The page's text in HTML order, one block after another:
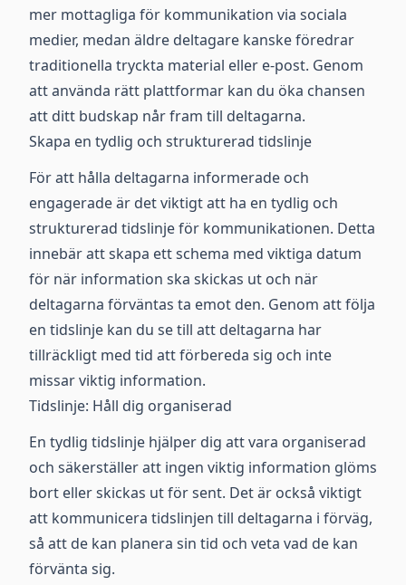
mer mottagliga för kommunikation via sociala
medier, medan äldre deltagare kanske föredrar
traditionella tryckta material eller e-post. Genom
att använda rätt plattformar kan du öka chansen
att ditt budskap når fram till deltagarna.
Skapa en tydlig och strukturerad tidslinje
För att hålla deltagarna informerade och
engagerade är det viktigt att ha en tydlig och
strukturerad tidslinje för kommunikationen. Detta
innebär att skapa ett schema med viktiga datum
för när information ska skickas ut och när
deltagarna förväntas ta emot den. Genom att följa
en tidslinje kan du se till att deltagarna har
tillräckligt med tid att förbereda sig och inte
missar viktig information.
Tidslinje: Håll dig organiserad
En tydlig tidslinje hjälper dig att vara organiserad
och säkerställer att ingen viktig information glöms
bort eller skickas ut för sent. Det är också viktigt
att kommunicera tidslinjen till deltagarna i förväg,
så att de kan planera sin tid och veta vad de kan
förvänta sig.